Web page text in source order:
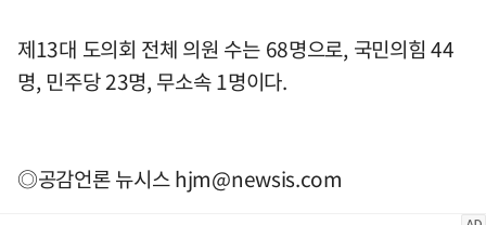
제13대 도의회 전체 의원 수는 68명으로, 국민의힘 44
명, 민주당 23명, 무소속 1명이다.
◎공감언론 뉴시스hjm@newsis.com